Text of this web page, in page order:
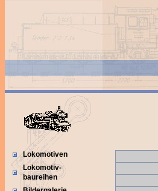
Lokomotiven
Lokomotiv-
baureihen